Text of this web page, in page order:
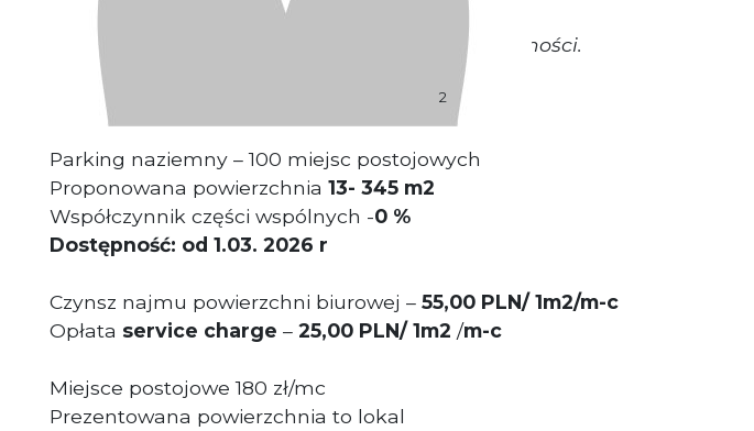
Prowizje dla biura pokrywa Właściciel nieruchomości.
Obiekt biurowy o powierzchni 2 240 m 2
Parking naziemny – 100 miejsc postojowych
Proponowana powierzchnia 13- 345 m2
Współczynnik części wspólnych -0 %
Dostępność: od 1.03. 2026 r
Czynsz najmu powierzchni biurowej – 55,00 PLN/ 1m2/m-c
Opłata service charge – 25,00 PLN/ 1m2 /m-c
Miejsce postojowe 180 zł/mc
Prezentowana powierzchnia to lokal